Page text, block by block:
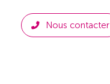
Nous contacter